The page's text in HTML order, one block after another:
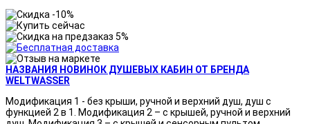
НАЗВАНИЯ НОВИНОК ДУШЕВЫХ КАБИН ОТ БРЕНДА
WELTWASSER
Модификация 1 - без крыши, ручной и верхний душ, душ с
функцией 2 в 1. Модификация 2 – с крышей, ручной и верхний